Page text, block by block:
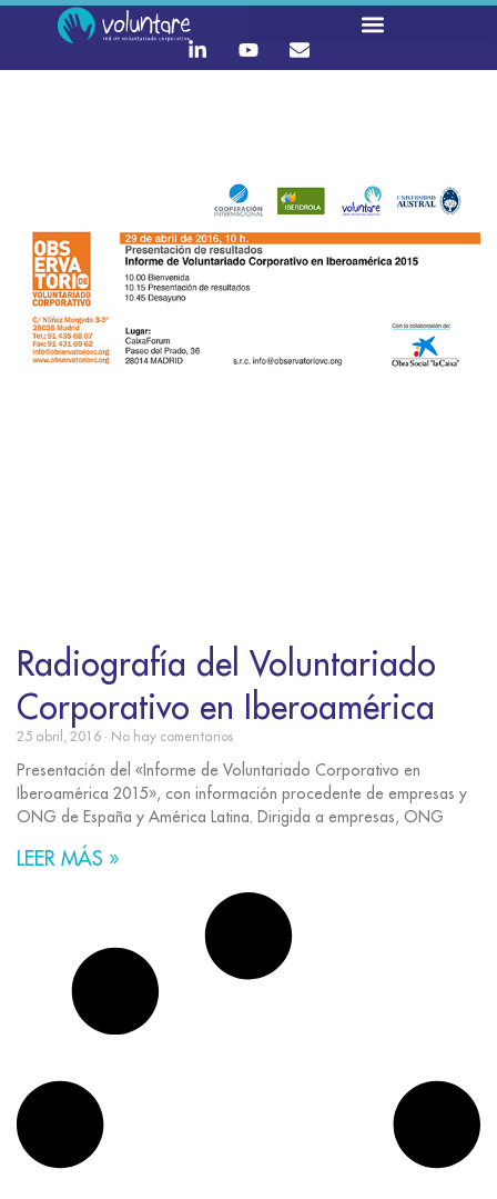
Radiografía del Voluntariado
Corporativo en Iberoamérica
25 abril, 2016 No hay comentarios
Presentación del «Informe de Voluntariado Corporativo en
Iberoamérica 2015», con información procedente de empresas y
ONG de España y América Latina. Dirigida a empresas, ONG
LEER MÁS »